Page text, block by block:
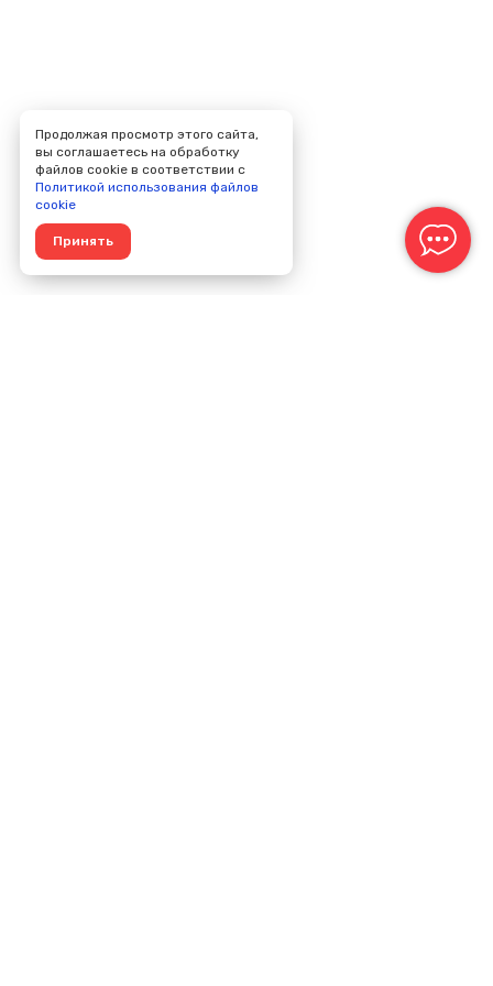
Продолжая просмотр этого сайта,
вы соглашаетесь на обработку
файлов cookie в соответствии с
Политикой использования файлов
cookie
Принять